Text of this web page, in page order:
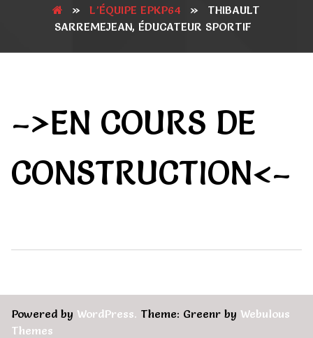
» L’ÉQUIPE EPKP64 »
THIBAULT
SARREMEJEAN, ÉDUCATEUR SPORTIF
–>EN COURS DE
CONSTRUCTION<–
Powered by WordPress. Theme: Greenr by Webulous
Themes